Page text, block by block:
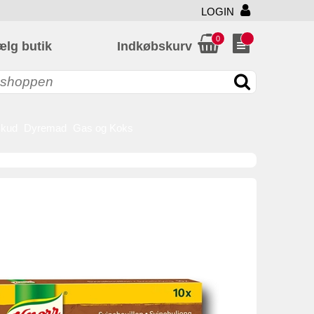
LOGIN
butik Indkøbskurv
0